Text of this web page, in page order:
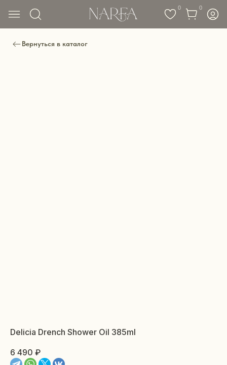
Вернуться в каталог
Delicia Drench Shower Oil 385ml
6 490 ₽